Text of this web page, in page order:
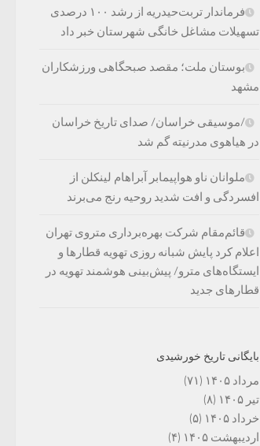
فرماندار تربت‌حیدریه از رشد ۱۰۰ درصدی
تسهیلات مشاغل خانگی شهرستان خبر داد
بوستان ملت؛ مقصد صبحگاهی ورزشکاران
مشهد
/موسیقی خراسان/ صدای تاریخ خراسان
در هیاهوی مدرنیته گم شد
ملوانان ناو هواپیمابر آبراهام لینکلن از
افسردگی و افت شدید روحیه رنج می‌برند
قائم‌مقام شرکت بهره‌برداری متروی تهران
اعلام کرد پایش شبانه روزی تهویه قطارها و
ایستگاه‌های مترو/ پیش‌بینی هوشمند تهویه در
قطارهای جدید
بایگانی تاریخ خورشیدی
مرداد ۱۴۰۵
(۷۱)
تیر ۱۴۰۵
(۸)
خرداد ۱۴۰۵
(۵)
اردیبهشت ۱۴۰۵
(۴)